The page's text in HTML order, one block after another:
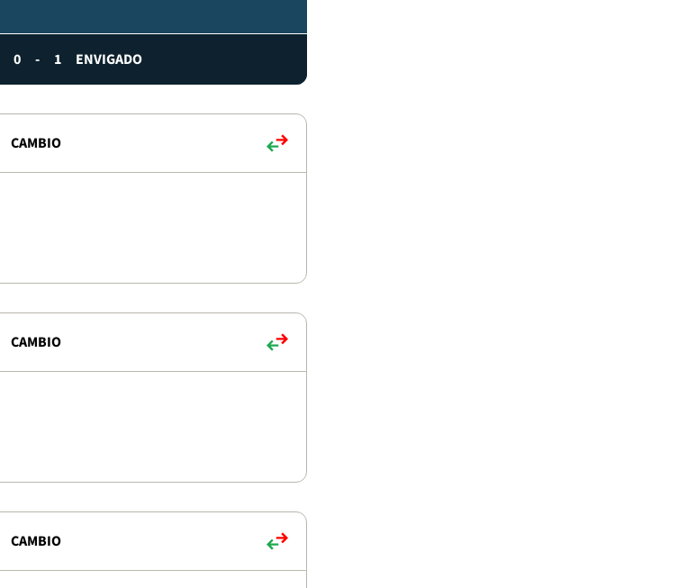
0 - 1 ENVIGADO
CAMBIO
CAMBIO
CAMBIO